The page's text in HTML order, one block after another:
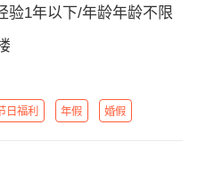
验1年以下/年龄年龄不限
日福利 年假 婚假